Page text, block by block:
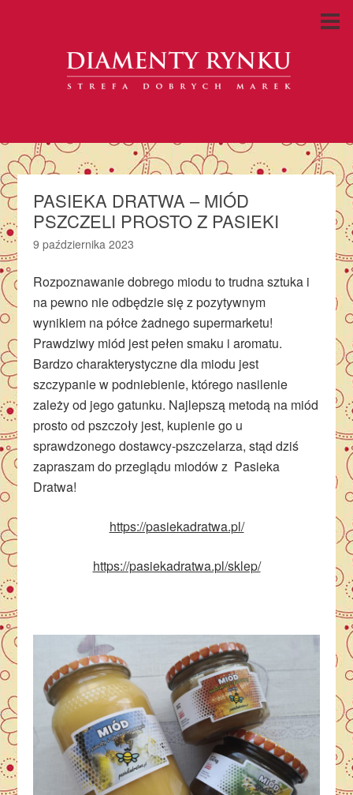
PASIEKA DRATWA – MIÓD
PSZCZELI PROSTO Z PASIEKI
9 października 2023
Rozpoznawanie dobrego miodu to trudna sztuka i
na pewno nie odbędzie się z pozytywnym
wynikiem na półce żadnego supermarketu!
Prawdziwy miód jest pełen smaku i aromatu.
Bardzo charakterystyczne dla miodu jest
szczypanie w podniebienie, którego nasilenie
zależy od jego gatunku. Najlepszą metodą na miód
prosto od pszczoły jest, kupienie go u
sprawdzonego dostawcy-pszczelarza, stąd dziś
zapraszam do przeglądu miodów z Pasieka
Dratwa!
https://pasiekadratwa.pl/
https://pasiekadratwa.pl/sklep/